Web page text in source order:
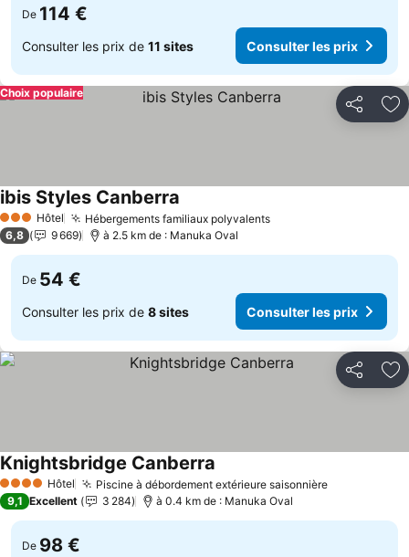
De 114 €
Consulter les prix de 11 sites Consulter les prix
Partager
Choix populaire
3 ÉtoilesHôtel Hébergements familiaux polyvalents
ibis Styles Canberra
6,8 9 669 à 2.5 km de : Manuka Oval
De 54 €
Consulter les prix de 8 sites Consulter les prix
Partager
4 Étoiles Hôtel Piscine à débordement extérieure saisonnière
Knightsbridge Canberra
9,1 Excellent 3 284 à 0.4 km de : Manuka Oval
De 98 €